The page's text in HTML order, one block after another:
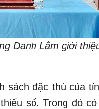
Danh Lắm giới
sách đặc thù của
số. Trong đó